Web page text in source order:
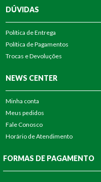
DÚVIDAS
Política de Entrega
Política de Pagamentos
Trocas e Devoluções
NEWS CENTER
Minha conta
Meus pedidos
Fale Conosco
Horário de Atendimento
FORMAS DE PAGAMENTO